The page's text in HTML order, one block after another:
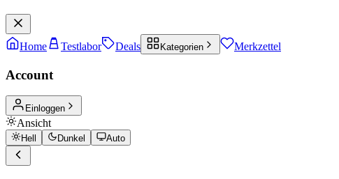
Home Testlabor Deals Kategorien Merkzettel
Account
Einloggen
Ansicht
Hell Dunkel Auto